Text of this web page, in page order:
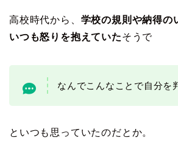
高校時代から、 学校の規則や納得の
いつも怒りを抱えていたそうで
なんでこんなことで自分を
といつも思っていたのだとか。